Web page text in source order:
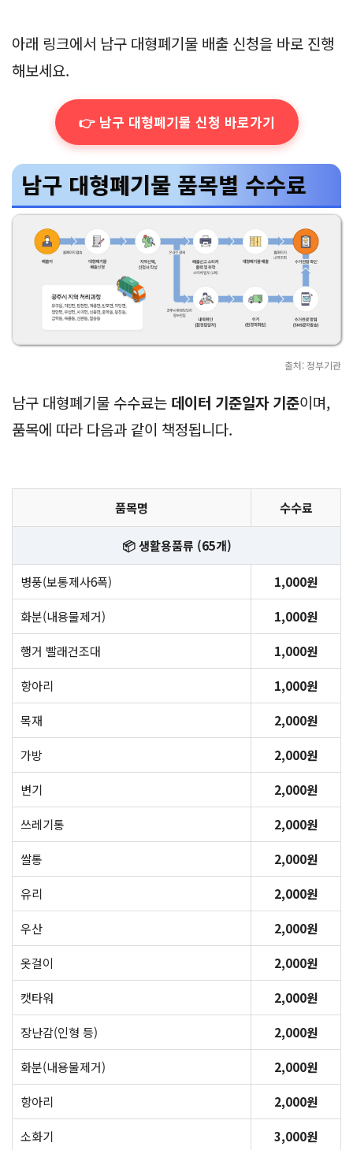
아래 링크에서 남구 대형폐기물 배출 신청을 바로 진행
해보세요.
👉 남구 대형폐기물 신청 바로가기
남구 대형폐기물 품목별 수수료
출처: 정부기관
남구 대형폐기물 수수료는 데이터 기준일자 기준이며,
품목에 따라 다음과 같이 책정됩니다.
품목명 수수료
📦 생활용품류 (65개)
병풍(보통제사6폭)
1,000원
화분(내용물제거)
1,000원
행거 빨래건조대
1,000원
항아리
1,000원
목재
2,000원
가방
2,000원
변기
2,000원
쓰레기통
2,000원
쌀통
2,000원
유리
2,000원
우산
2,000원
옷걸이
2,000원
캣타워
2,000원
장난감(인형 등)
2,000원
화분(내용물제거)
2,000원
항아리
2,000원
소화기
3,000원